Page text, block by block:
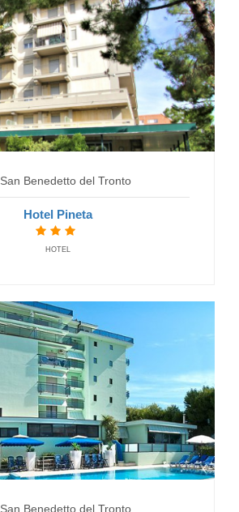
San Benedetto del Tronto
BED AND BREAKFAST
San Benedetto del Tronto
Hotel Pineta
HOTEL
San Benedetto del Tronto